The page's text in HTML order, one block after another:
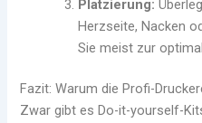
Platzierung:
Herzseite, Nacken
Sie meist zur
Fazit: Warum die Profi-
Zwar gibt es Do-it-yourself-